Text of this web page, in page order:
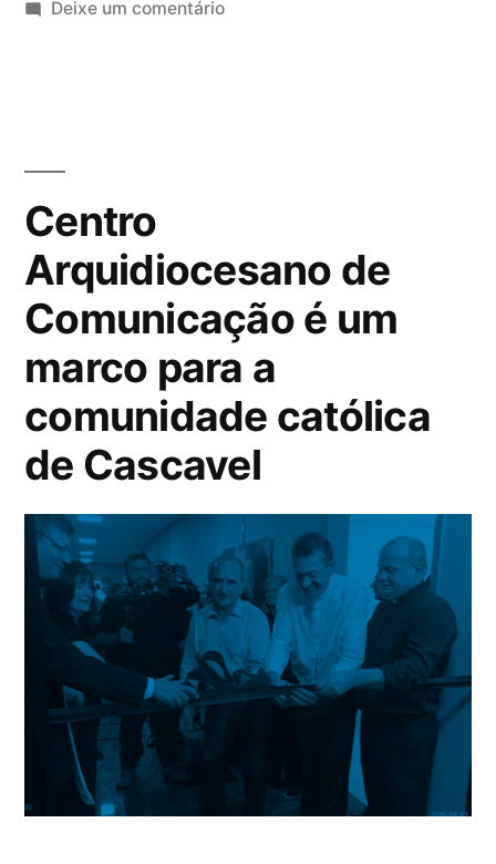
Deixe um comentário
Centro
Arquidiocesano de
Comunicação é um
marco para a
comunidade católica
de Cascavel